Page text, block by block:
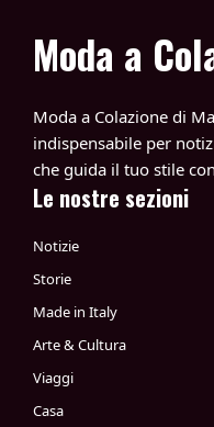
Moda a
Moda a Colazione di
indispensabile per
che guida il tuo stile
Le nostre sezioni
Notizie
Storie
Made in Italy
Arte & Cultura
Viaggi
Casa